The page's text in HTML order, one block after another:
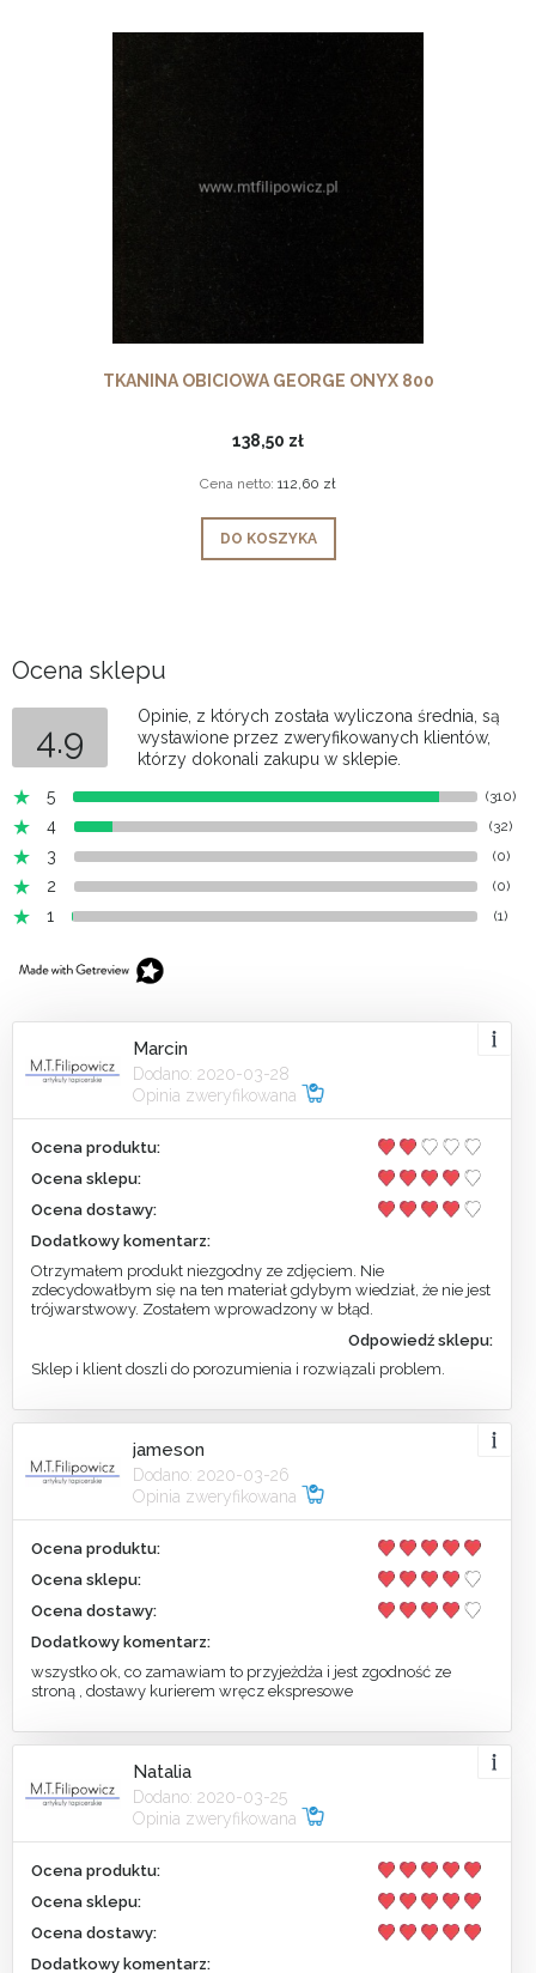
TKANINA OBICIOWA GEORGE ONYX 800
138,50 zł
Cena netto: 112,60 zł
DO KOSZYKA
Ocena sklepu
4.9
Opinie, z których została wyliczona średnia, są
wystawione przez zweryfikowanych klientów,
którzy dokonali zakupu w sklepie.
5
(310)
4 (32)
3 (0)
2 (0)
1 (1)
Marcin
Dodano: 2020-03-28
Opinia zweryfikowana
Ocena produktu:
Ocena sklepu:
Ocena dostawy:
Dodatkowy komentarz:
Otrzymałem produkt niezgodny ze zdjęciem. Nie
zdecydowałbym się na ten materiał gdybym wiedział, że nie jest
trójwarstwowy. Zostałem wprowadzony w błąd.
Odpowiedź sklepu:
Sklep i klient doszli do porozumienia i rozwiązali problem.
jameson
Dodano: 2020-03-26
Opinia zweryfikowana
Ocena produktu:
Ocena sklepu:
Ocena dostawy:
Dodatkowy komentarz:
wszystko ok, co zamawiam to przyjeżdża i jest zgodność ze
stroną , dostawy kurierem wręcz ekspresowe
Natalia
Dodano: 2020-03-25
Opinia zweryfikowana
Ocena produktu:
Ocena sklepu:
Ocena dostawy:
Dodatkowy komentarz: